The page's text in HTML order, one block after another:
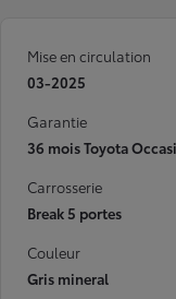
Mise en circulation
03-2025
Garantie
36 mois Toyota
Carrosserie
Break 5 portes
Couleur
Gris mineral